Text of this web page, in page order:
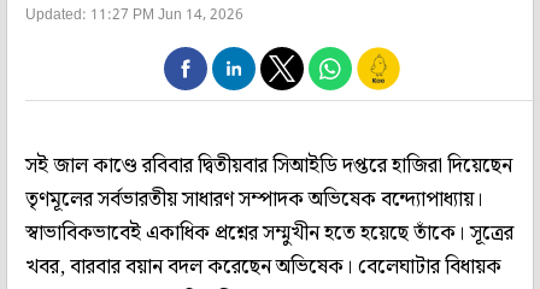
Updated: 11:27 PM Jun 14, 2026
সই জাল কাণ্ডে রবিবার দ্বিতীয়বার সিআইডি দপ্তরে হাজিরা দিয়েছেন
তৃণমূলের সর্বভারতীয় সাধারণ সম্পাদক অভিষেক বন্দ্যোপাধ্যায়।
স্বাভাবিকভাবেই একাধিক প্রশ্নের সম্মুখীন হতে হয়েছে তাঁকে। সূত্রের
খবর, বারবার বয়ান বদল করেছেন অভিষেক। বেলেঘাটার বিধায়ক